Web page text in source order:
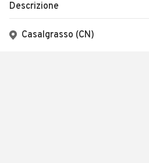
Descrizione
Casalgrasso (CN)